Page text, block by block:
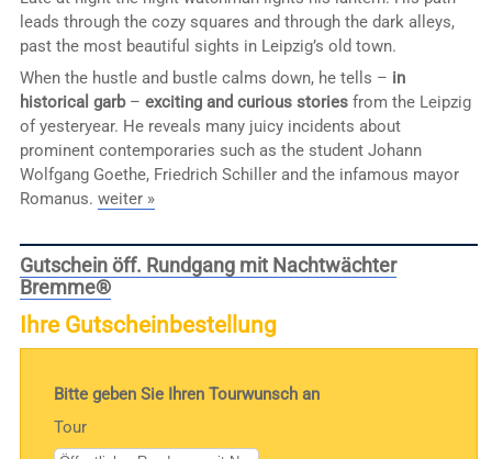
leads through the cozy squares and through the dark alleys,
past the most beautiful sights in Leipzig’s old town.
When the hustle and bustle calms down, he tells – in
historical garb– exciting and curious storiesfrom the Leipzig
of yesteryear. He reveals many juicy incidents about
prominent contemporaries such as the student Johann
Wolfgang Goethe, Friedrich Schiller and the infamous mayor
Romanus. weiter »
Gutschein öff. Rundgang mit Nachtwächter
Bremme®
Ihre Gutscheinbestellung
Bitte geben Sie Ihren Tourwunsch an
Tour